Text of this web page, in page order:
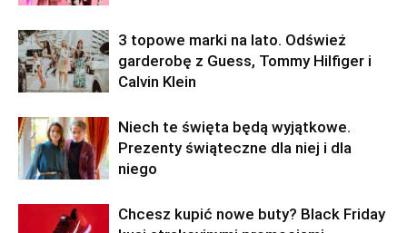
3 topowe marki na lato. Odśwież
garderobę z Guess, Tommy Hilfiger i
Calvin Klein
Niech te święta będą wyjątkowe.
Prezenty świąteczne dla niej i dla
niego
Chcesz kupić nowe buty? Black Friday